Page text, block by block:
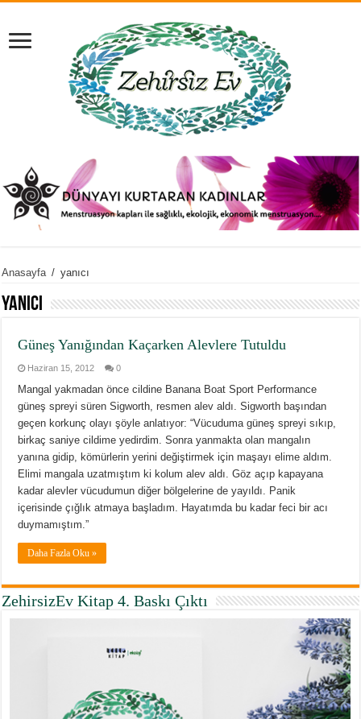
Anasayfa / yanıcı
yanıcı
Güneş Yanığından Kaçarken Alevlere Tutuldu
Haziran 15, 2012 0
Mangal yakmadan önce cildine Banana Boat Sport Performance
güneş spreyi süren Sigworth, resmen alev aldı. Sigworth başından
geçen korkunç olayı şöyle anlatıyor: “Vücuduma güneş spreyi sıkıp,
birkaç saniye cildime yedirdim. Sonra yanmakta olan mangalın
yanına gidip, kömürlerin yerini değiştirmek için maşayı elime aldım.
Elimi mangala uzatmıştım ki kolum alev aldı. Göz açıp kapayana
kadar alevler vücudumun diğer bölgelerine de yayıldı. Panik
içerisinde çığlık atmaya başladım. Hayatımda bu kadar feci bir acı
duymamıştım.”
Daha Fazla Oku »
ZehirsizEv Kitap 4. Baskı Çıktı